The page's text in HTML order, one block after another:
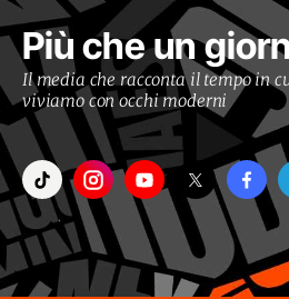
Più che un
Il media che racconta il tempo in
viviamo con occhi moderni